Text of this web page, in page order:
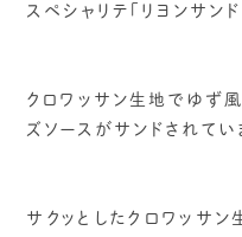
スペシャリテ「リヨンサンド
クロワッサン生地でゆず
ズソースがサンドされてい
サクッとしたクロワッサ